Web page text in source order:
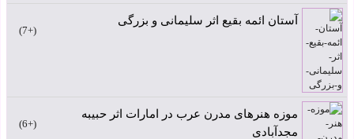
آستان ائمه بقیع اثر سلیمانی و بزرگی
+7
موزه هنرهای مدرن عرب در امارات اثر حبیبه
مجدآبادی
+6